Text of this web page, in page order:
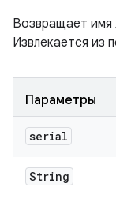
Возвращает имя
Извлекается из
Параметры
serial
String